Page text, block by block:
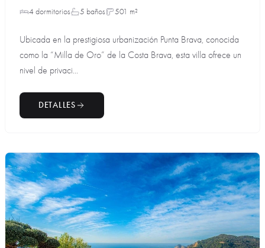
4 dormitorios 5 baños 501 m²
Ubicada en la prestigiosa urbanización Punta Brava, conocida
como la “Milla de Oro” de la Costa Brava, esta villa ofrece un
nivel de privaci...
DETALLES